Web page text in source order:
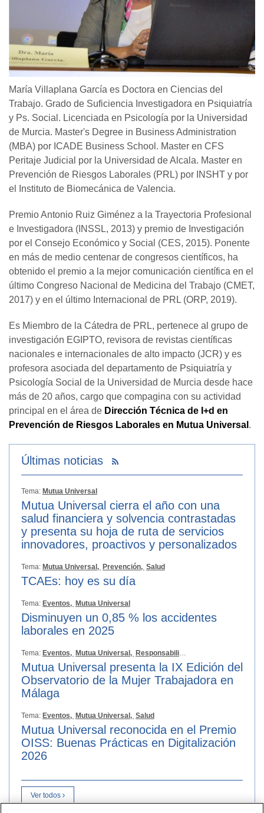
María Villaplana García es Doctora en Ciencias del
Trabajo. Grado de Suficiencia Investigadora en Psiquiatría
y Ps. Social. Licenciada en Psicología por la Universidad
de Murcia. Master's Degree in Business Administration
(MBA) por ICADE Business School. Master en CFS
Peritaje Judicial por la Universidad de Alcala. Master en
Prevención de Riesgos Laborales (PRL) por INSHT y por
el Instituto de Biomecánica de Valencia.
Premio Antonio Ruiz Giménez a la Trayectoria Profesional
e Investigadora (INSSL, 2013) y premio de Investigación
por el Consejo Económico y Social (CES, 2015). Ponente
en más de medio centenar de congresos científicos, ha
obtenido el premio a la mejor comunicación científica en el
último Congreso Nacional de Medicina del Trabajo (CMET,
2017) y en el último Internacional de PRL (ORP, 2019).
Es Miembro de la Cátedra de PRL, pertenece al grupo de
investigación EGIPTO, revisora de revistas científicas
nacionales e internacionales de alto impacto (JCR) y es
profesora asociada del departamento de Psiquiatría y
Psicología Social de la Universidad de Murcia desde hace
más de 20 años, cargo que compagina con su actividad
principal en el área de Dirección Técnica de I+d en
Prevención de Riesgos Laborales en Mutua Universal .
Últimas noticias
Tema: Mutua Universal
Mutua Universal cierra el año con una
salud financiera y solvencia contrastadas
y presenta su hoja de ruta de servicios
innovadores, proactivos y personalizados
Tema: Mutua Universal, Prevención, Salud
TCAEs: hoy es su día
Tema: Eventos, Mutua Universal
Disminuyen un 0,85 % los accidentes
laborales en 2025
Tema: Eventos, Mutua Universal, Responsabilidad Social
Mutua Universal presenta la IX Edición del
Observatorio de la Mujer Trabajadora en
Málaga
Tema: Eventos, Mutua Universal, Salud
Mutua Universal reconocida en el Premio
OISS: Buenas Prácticas en Digitalización
2026
Ver todos